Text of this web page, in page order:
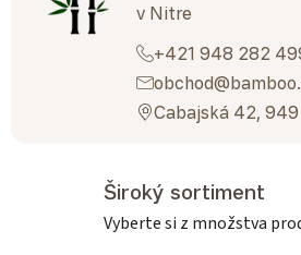
v Nitre
+421 948 282
Cabajská 42,
Široký sortiment
Vyberte si z množstva